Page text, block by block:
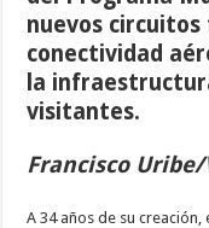
nuevos
conectividad
la
visitantes.
Francisco
A 34 años de su